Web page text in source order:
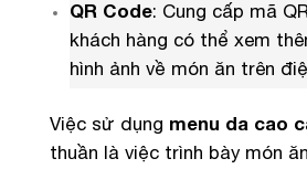
QR Code: Cung cấp mã
khách hàng có thể xem
hình ảnh về món ăn trên
Việc sử dụng menu da cao
thuần là việc trình bày món